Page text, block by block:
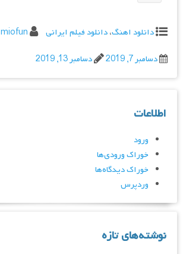
دانلود اهنگ،دانلود فیلم ایرانی
miofun
دسامبر 7, 2019
دسامبر 13, 2019
اطلاعات
ورود
خوراک ورودی‌ها
خوراک دیدگاه‌ها
وردپرس
نوشته‌های تازه